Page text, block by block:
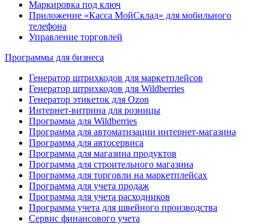
Маркировка под ключ
Приложение «Касса МойСклад» для мобильного
телефона
Управление торговлей
Программы для бизнеса
Генератор штрихкодов для маркетплейсов
Генератор штрихкодов для Wildberries
Генератор этикеток для Ozon
Интернет-витрина для розницы
Программа для Wildberries
Программа для автоматизации интернет-магазина
Программа для автосервиса
Программа для магазина продуктов
Программа для строительного магазина
Программа для торговли на маркетплейсах
Программа для учета продаж
Программа для учета расходников
Программа учета для швейного производства
Сервис финансового учета